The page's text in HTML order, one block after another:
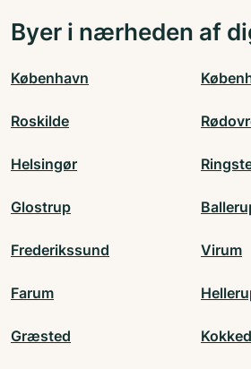
Byer i nærheden af
København
Roskilde
Helsingør
Glostrup
Frederikssund Virum
Farum
Græsted